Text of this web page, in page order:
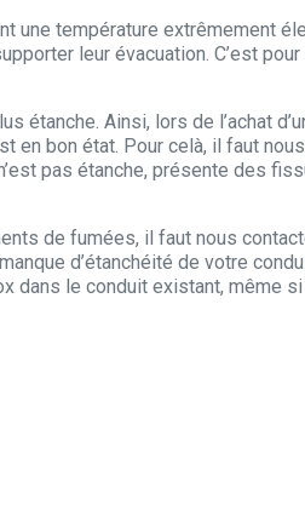
une température extrêmement
leur évacuation. C’est pour
étanche. Ainsi, lors de l’achat
en bon état. Pour celà, il faut nous
pas étanche, présente des
de fumées, il faut nous
d’étanchéité de votre
dans le conduit existant, même